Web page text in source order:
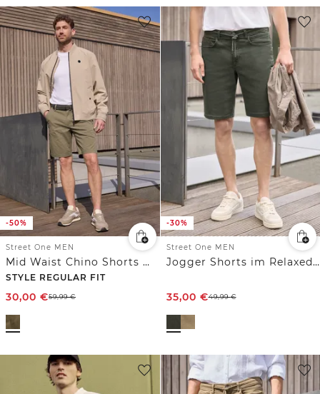
-50%
Street One MEN
Mid Waist Chino Shorts mit Gürtel und Print
STYLE REGULAR FIT
30,00 €59,99€
-30%
Street One MEN
Jogger Shorts im Relaxed Fit
35,00 €49,99€